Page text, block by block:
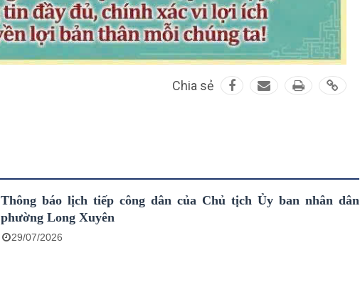
Chia sẻ
Thông báo lịch tiếp công dân của Chủ tịch Ủy ban nhân dân
phường Long Xuyên
29/07/2026